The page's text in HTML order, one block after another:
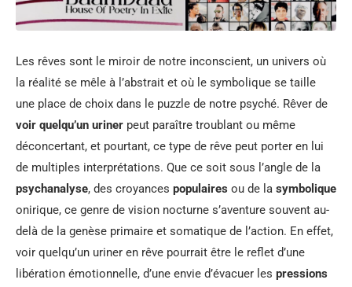
Les rêves sont le miroir de notre inconscient, un univers où
la réalité se mêle à l’abstrait et où le symbolique se taille
une place de choix dans le puzzle de notre psyché. Rêver de
voir quelqu’un uriner peut paraître troublant ou même
déconcertant, et pourtant, ce type de rêve peut porter en lui
de multiples interprétations. Que ce soit sous l’angle de la
psychanalyse, des croyances populaires ou de la symbolique
onirique, ce genre de vision nocturne s’aventure souvent au-
delà de la genèse primaire et somatique de l’action. En effet,
voir quelqu’un uriner en rêve pourrait être le reflet d’une
libération émotionnelle, d’une envie d’évacuer les pressions